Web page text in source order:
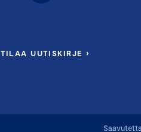
TILAA UUTISKIRJE ›